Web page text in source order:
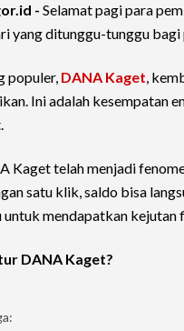
- Selamat pagi para
yang ditunggu-tunggu
populer, DANA Kaget,
Ini adalah kesempatan
Kaget telah menjadi
satu klik, saldo bisa
untuk mendapatkan kejutan
DANA Kaget?